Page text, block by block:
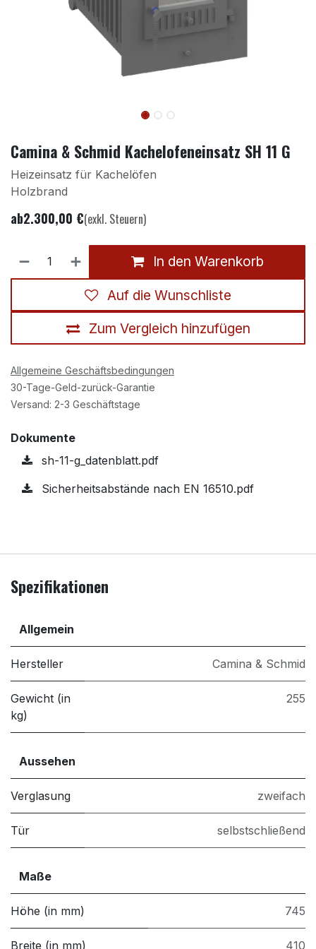
Camina & Schmid Kachelofeneinsatz SH 11 G
Heizeinsatz für Kachelöfen
Holzbrand
ab2.300,00 €(exkl. Steuern)
In den Warenkorb
Zum Vergleich hinzufügen
Auf die Wunschliste
Allgemeine Geschäftsbedingungen
30-Tage-Geld-zurück-Garantie
Versand: 2-3 Geschäftstage
Dokumente
sh-11-g_datenblatt.pdf
Sicherheitsabstände nach EN 16510.pdf
Spezifikationen
Allgemein
Hersteller Camina & Schmid
Gewicht (in
kg)
255
Aussehen
Verglasung zweifach
Tür selbstschließend
Maße
Höhe (in mm) 745
Breite (in mm) 410